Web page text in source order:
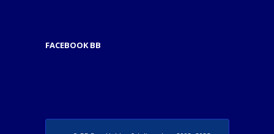
FACEBOOK BB